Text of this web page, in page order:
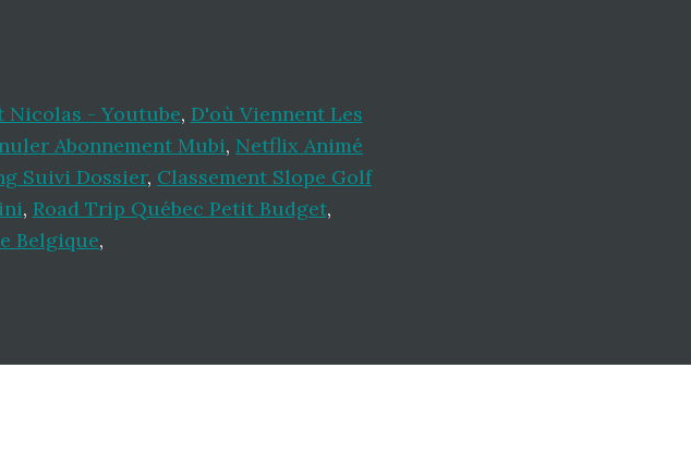
Nicolas - Youtube, D'où Viennent Les
Abonnement Mubi, Netflix Animé
Suivi Dossier, Classement Slope Golf
, Road Trip Québec Petit Budget,
Belgique,